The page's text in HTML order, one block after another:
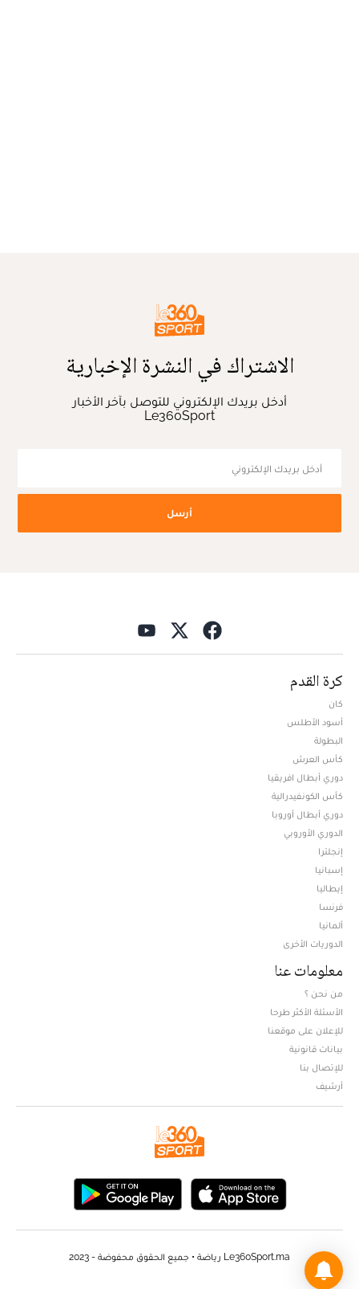
الاشتراك في النشرة الإخبارية
أدخل بريدك الإلكتروني للتوصل بآخر الأخبار
Le360Sport
أرسل
كرة القدم
كان
أسود الأطلس
البطولة
كأس العرش
دوري أبطال افريقيا
كأس الكونفيدرالية
دوري أبطال أوروبا
الدوري الأوروبي
إنجلترا
إسبانيا
إيطاليا
فرنسا
ألمانيا
الدوريات الأخرى
معلومات عنا
من نحن ؟
الأسئلة الأكثر طرحا
للإعلان على موقعنا
بيانات قانونية
للإتصال بنا
أرشيف
Le360Sport.ma رياضة • جميع الحقوق محفوضة - 2023